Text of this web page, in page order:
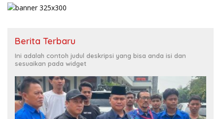
Berita Terbaru
Ini adalah contoh judul deskripsi yang bisa anda isi dan
sesuaikan pada widget